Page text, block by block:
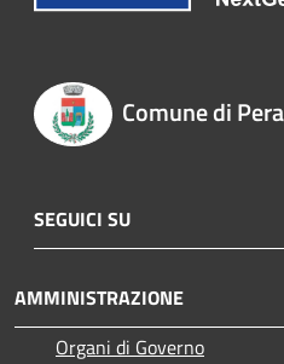
Comune di
SEGUICI SU
AMMINISTRAZIONE
Organi di Governo